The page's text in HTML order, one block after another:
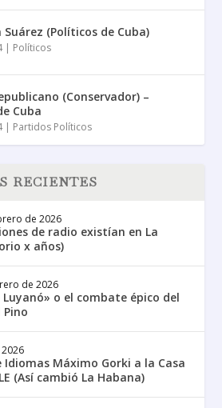
Suárez (Políticos de Cuba)
| Políticos
(Conservador) –
Cuba
| Partidos Políticos
RECIENTES
de 2026
de radio existían en La
x años)
de 2026
o el combate épico del
Idiomas Máximo Gorki a la Casa
(Así cambió La Habana)